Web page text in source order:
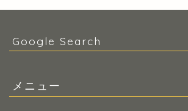
Google Search
メニュー